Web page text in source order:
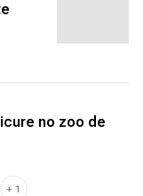
no zoo de
+ 1